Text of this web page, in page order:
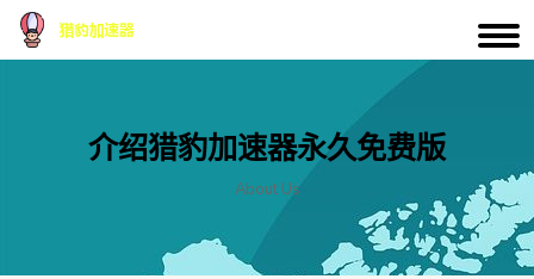
介绍猎豹加速器永久免费版
About Us